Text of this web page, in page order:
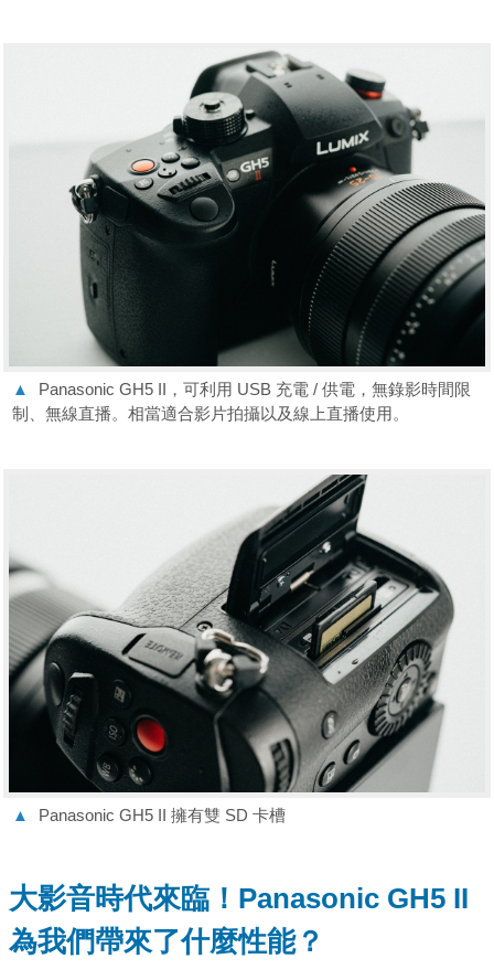
▲
Panasonic GH5 II，可利用 USB 充電 / 供電，無錄影時間限
制、無線直播。相當適合影片拍攝以及線上直播使用。
▲ Panasonic GH5 II 擁有雙 SD 卡槽
大影音時代來臨！Panasonic GH5 II
為我們帶來了什麼性能？